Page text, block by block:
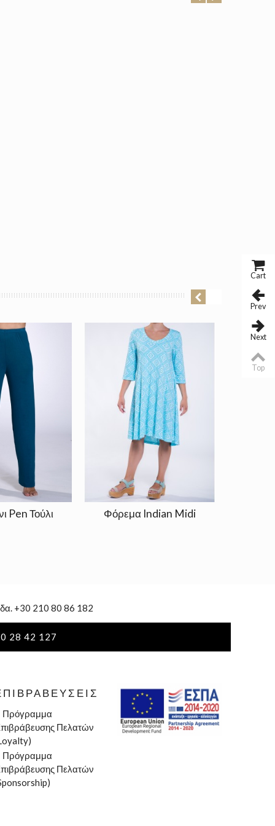
Pen Τούλι Φόρεμα Indian Midi
+30 210 80 86 182
28 42 127
Πρόγραμμα
Πελατών
Πρόγραμμα
Πελατών
Cart
Prev
Next
Top